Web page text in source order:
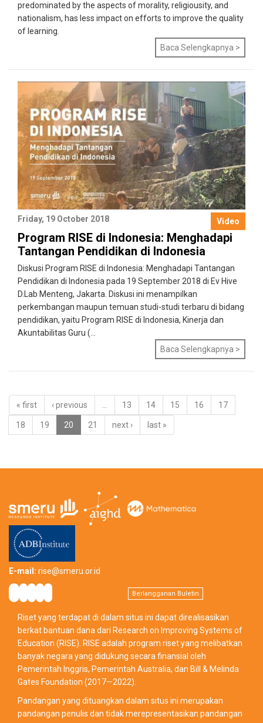
predominated by the aspects of morality, religiousity, and
nationalism, has less impact on efforts to improve the quality
of learning.
Baca Selengkapnya >
Video
Friday, 19 October 2018
Program RISE di Indonesia: Menghadapi
Tantangan Pendidikan di Indonesia
Diskusi Program RISE di Indonesia: Menghadapi Tantangan
Pendidikan di Indonesia pada 19 September 2018 di Ev Hive
D.Lab Menteng, Jakarta. Diskusi ini menampilkan
perkembangan maupun temuan studi-studi terbaru di bidang
pendidikan, yaitu Program RISE di Indonesia, Kinerja dan
Akuntabilitas Guru (...
Baca Selengkapnya >
« first ‹ previous … 13 14 15 16 17
18 19 20 21 next › last »
E-mail: rise@smeru.or.id
Berlangganan Buletin
Riset yang terdapat di dalam situs ini dapat direalisasikan
berkat bantuan dana dari Research on Improving Systems of
Education (RISE). RISE adalah program riset yang melibatkan
banyak negara yang didukung secara finansial oleh
Pemerintah Inggris, Pemerintah Australia, dan Bill & Melinda
Gates Foundation (2017—2022).
Pandangan yang dituangkan dalam situs ini merupakan
pandangan penulis dan tidak merepresentasikan pandangan